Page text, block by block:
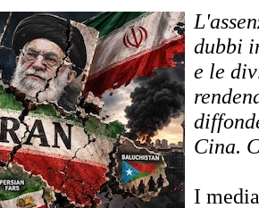
dubbi
e le
Cina.
I